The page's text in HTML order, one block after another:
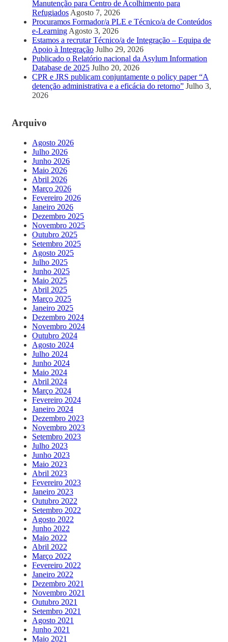
Manutenção para Centro de Acolhimento para
Refugiados Agosto 7, 2026
Procuramos Formador/a PLE e Técnico/a de Conteúdos
e-Learning Agosto 3, 2026
Estamos a recrutar Técnico/a de Integração – Equipa de
Apoio à Integração Julho 29, 2026
Publicado o Relatório nacional da Asylum Information
Database de 2025 Julho 20, 2026
CPR e JRS publicam conjuntamente o policy paper “A
detenção administrativa e a eficácia do retorno” Julho 3,
2026
Arquivo
Agosto 2026
Julho 2026
Junho 2026
Maio 2026
Abril 2026
Março 2026
Fevereiro 2026
Janeiro 2026
Dezembro 2025
Novembro 2025
Outubro 2025
Setembro 2025
Agosto 2025
Julho 2025
Junho 2025
Maio 2025
Abril 2025
Março 2025
Janeiro 2025
Dezembro 2024
Novembro 2024
Outubro 2024
Agosto 2024
Julho 2024
Junho 2024
Maio 2024
Abril 2024
Março 2024
Fevereiro 2024
Janeiro 2024
Dezembro 2023
Novembro 2023
Setembro 2023
Julho 2023
Junho 2023
Maio 2023
Abril 2023
Fevereiro 2023
Janeiro 2023
Outubro 2022
Setembro 2022
Agosto 2022
Junho 2022
Maio 2022
Abril 2022
Março 2022
Fevereiro 2022
Janeiro 2022
Dezembro 2021
Novembro 2021
Outubro 2021
Setembro 2021
Agosto 2021
Junho 2021
Maio 2021